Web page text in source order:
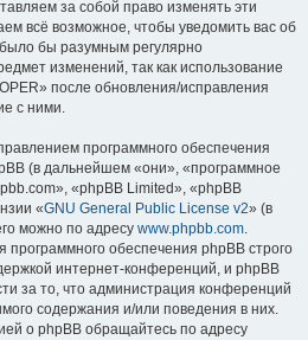
за собой право изменять эти
всё возможное, чтобы уведомить вас об
бы разумным регулярно
изменений, так как использование
после обновления/исправления
с ними.
программного обеспечения
(в дальнейшем «они», «программное
«phpBB Limited», «phpBB
«GNU General Public License v2» (в
можно по адресу www.phpbb.com.
программного обеспечения phpBB строго
интернет-конференций, и phpBB
за то, что администрация конференций
содержания и/или поведения в них.
о phpBB обращайтесь по адресу